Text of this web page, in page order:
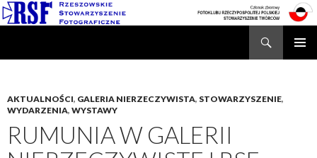
AKTUALNOŚCI, GALERIA NIERZECZYWISTA, STOWARZYSZENIE,
WYDARZENIA, WYSTAWY
RUMUNIA W GALERII